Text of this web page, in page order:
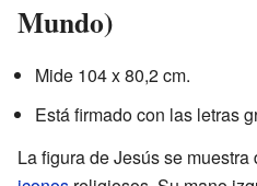
Mundo)
Mide 104 x 80,2 cm.
Está firmado con las letras
La figura de Jesús se